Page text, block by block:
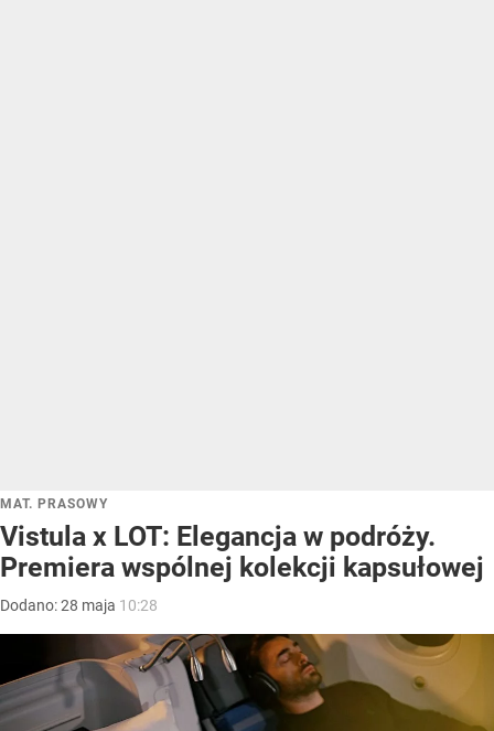
MAT. PRASOWY
Vistula x LOT: Elegancja w podróży.
Premiera wspólnej kolekcji kapsułowej
Dodano:28 maja 10:28